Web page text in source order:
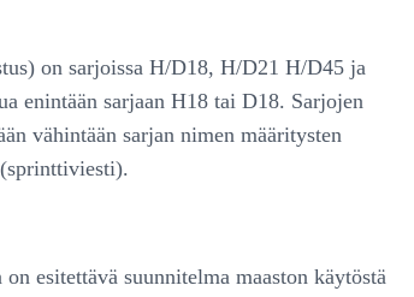
on sarjoissa H/D18, H/D21 H/D45 ja
enintään sarjaan H18 tai D18. Sarjojen
vähintään sarjan nimen määritysten
esitettävä suunnitelma maaston käytöstä